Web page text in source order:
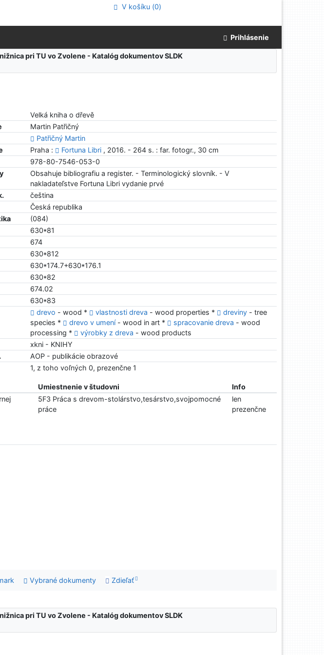
V košíku (0)
Prihlásenie
pri TU vo Zvolene - Katalóg dokumentov SLDK
Velká kniha o dřevě
Martin Patřičný
Patřičný Martin
Praha : Fortuna Libri , 2016. - 264 s. : far. fotogr., 30 cm
978-80-7546-053-0
Obsahuje bibliografiu a register. - Terminologický slovník. - V
nakladateľstve Fortuna Libri vydanie prvé
čeština
Česká republika
(084)
630*81
674
630*812
630*174.7+630*176.1
630*82
674.02
630*83
drevo - wood * vlastnosti dreva - wood properties * dreviny - tree
species *
drevo v umení- wood in art * spracovanie dreva - wood
processing *
výrobky z dreva - wood products
xkni - KNIHY
AOP - publikácie obrazové
1, z toho voľných 0, prezenčne 1
Umiestnenie v študovni
Info
5F3 Práca s drevom-stolárstvo,tesárstvo,svojpomocné
práce
len
prezenčne
Vybrané dokumenty Zdieľať
pri TU vo Zvolene - Katalóg dokumentov SLDK